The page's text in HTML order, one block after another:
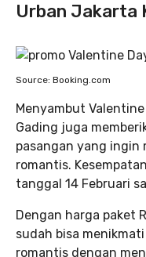
Urban Jakarta
Source: Booking.com
Menyambut Valentine
Gading juga
pasangan yang ingin
romantis.
tanggal 14 Februari
Dengan harga paket
sudah bisa
romantis dengan